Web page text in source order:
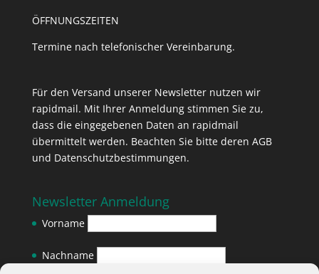
ÖFFNUNGSZEITEN
Termine nach telefonischer Vereinbarung.
Für den Versand unserer Newsletter nutzen wir
rapidmail. Mit Ihrer Anmeldung stimmen Sie zu,
dass die eingegebenen Daten an rapidmail
übermittelt werden. Beachten Sie bitte deren AGB
und Datenschutzbestimmungen.
Newsletter Anmeldung
Vorname
Nachname